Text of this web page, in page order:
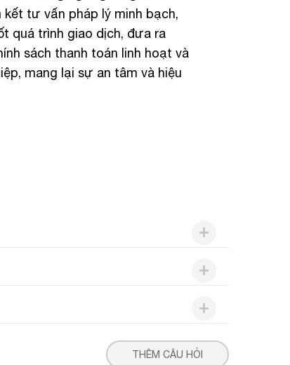
kết tư vấn pháp lý minh bạch,
quá trình giao dịch, đưa ra
sách thanh toán linh hoạt và
mang lại sự an tâm và hiệu
THÊM CÂU HỎI